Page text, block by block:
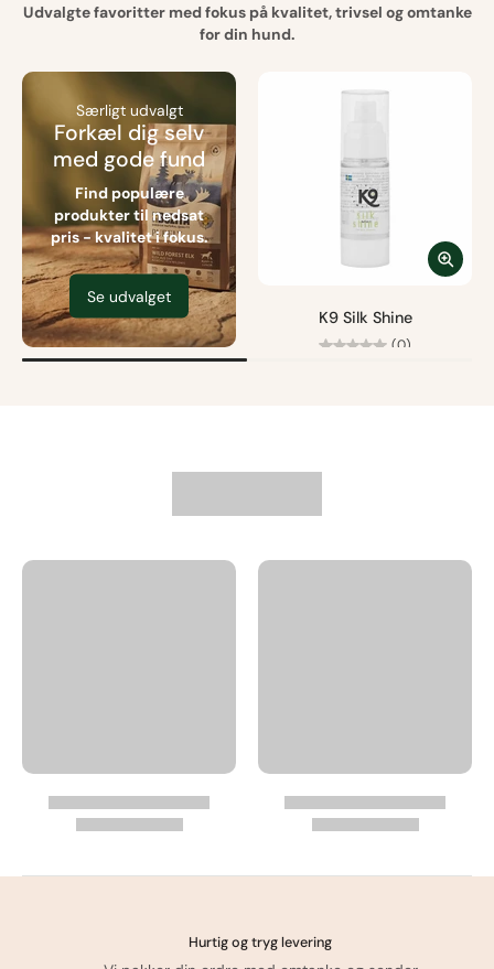
Udvalgte favoritter med fokus på kvalitet, trivsel og omtanke
for din hund.
Særligt udvalgt
Forkæl dig selv
med gode fund
Find populære
produkter til nedsat
pris - kvalitet i fokus.
Se udvalget
K9 Silk Shine
(0)
Hurtig og tryg levering